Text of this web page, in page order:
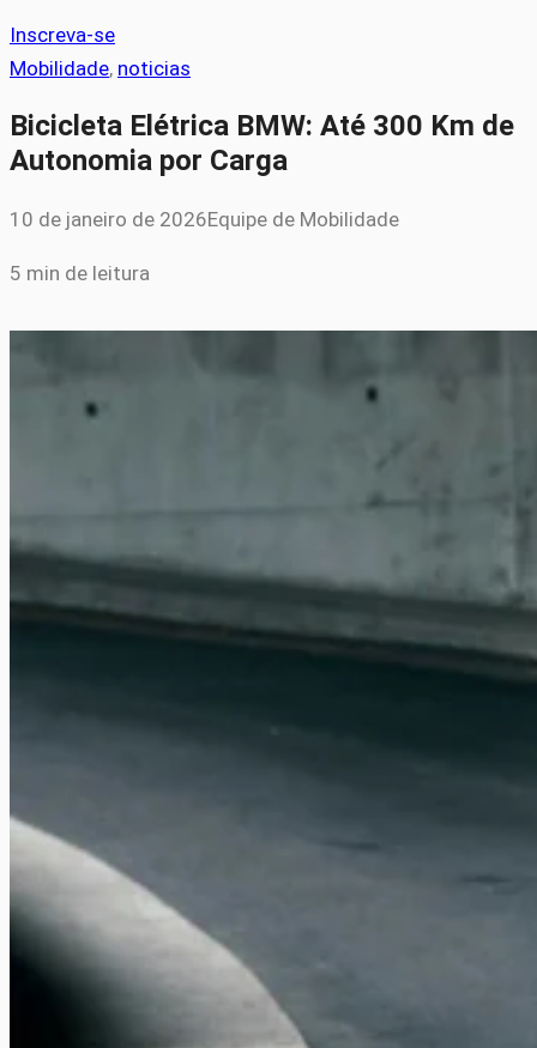
Inscreva-se
Mobilidade, noticias
Bicicleta Elétrica BMW: Até 300 Km de
Autonomia por Carga
10 de janeiro de 2026Equipe de Mobilidade
5 min de leitura